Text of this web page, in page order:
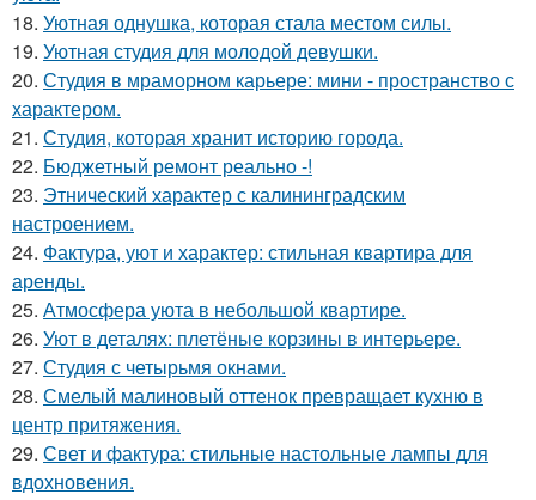
18. Уютная однушка, которая стала местом силы.
19. Уютная студия для молодой девушки.
20. Студия в мраморном карьере: мини - пространство с
характером.
21. Студия, которая хранит историю города.
22. Бюджетный ремонт реально -!
23. Этнический характер с калининградским
настроением.
24. Фактура, уют и характер: стильная квартира для
аренды.
25. Атмосфера уюта в небольшой квартире.
26. Уют в деталях: плетёные корзины в интерьере.
27. Студия с четырьмя окнами.
28. Смелый малиновый оттенок превращает кухню в
центр притяжения.
29. Свет и фактура: стильные настольные лампы для
вдохновения.